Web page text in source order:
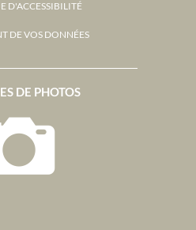
DE PHOTOS
D'ACCESSIBILITÉ
DE VOS DONNÉES